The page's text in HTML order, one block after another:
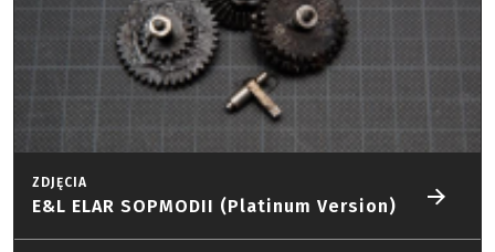
ZDJĘCIA
E&L ELAR SOPMODII (Platinum Version)